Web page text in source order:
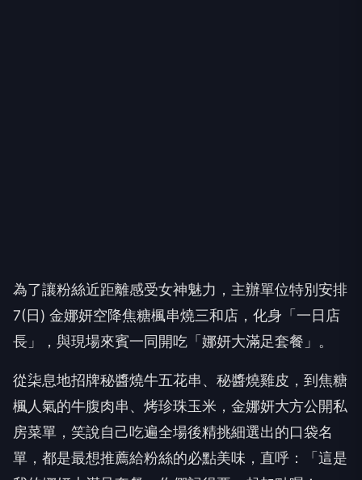
為了讓粉絲近距離感受女神魅力，主辦單位特別安排
7(日) 金娜妍空降焦糖楓串燒三和店，化身「一日店
長」，與現場來賓一同開吃「娜妍大滿足套餐」。
從柒息地招牌秘醬燒牛五花串、秘醬燒雞皮，到焦糖
楓人氣的牛腹肉串、烤珍珠玉米，金娜妍大方公開私
房菜單，笑說自己吃遍全場後精挑細選出的口袋名
單，都是最想推薦給粉絲的必點美味，直呼：「這是